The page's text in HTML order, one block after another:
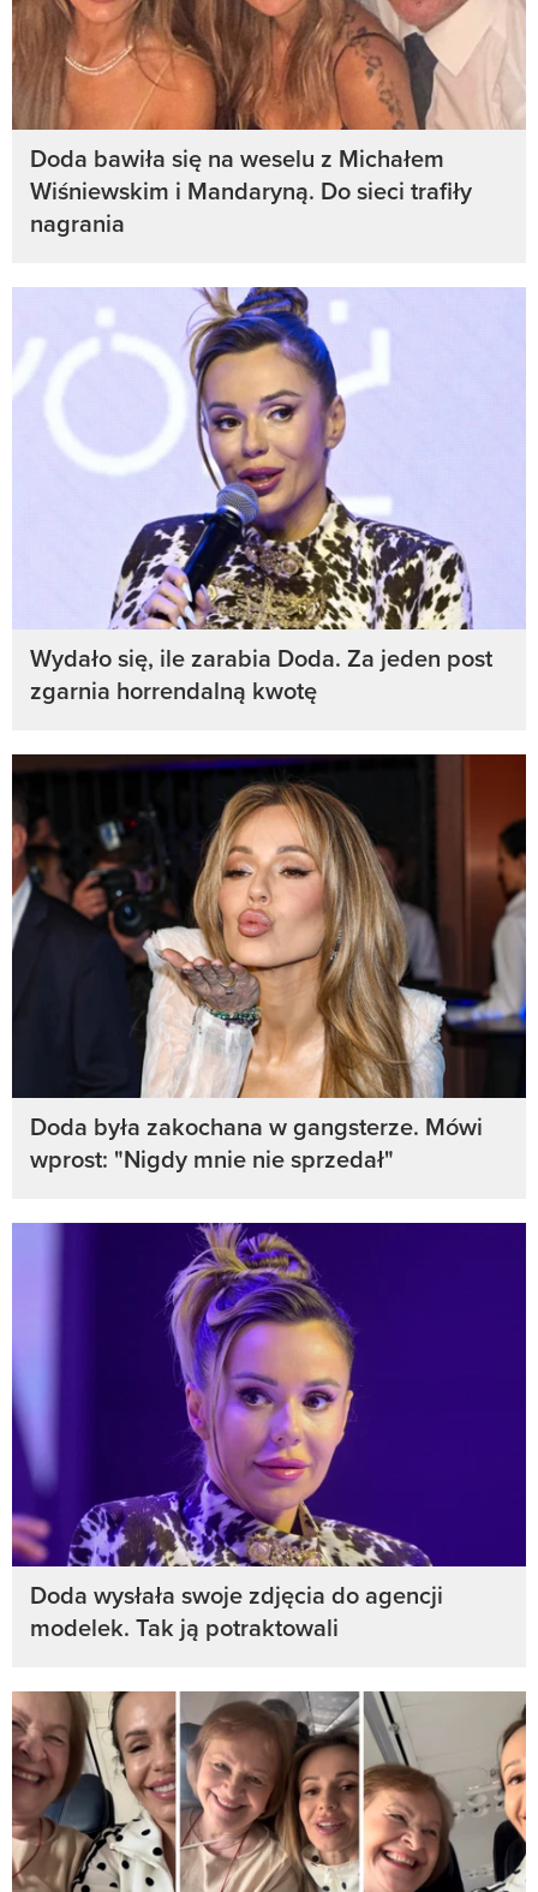
Doda bawiła się na weselu z Michałem
Wiśniewskim i Mandaryną. Do sieci trafiły
nagrania
Wydało się, ile zarabia Doda. Za jeden post
zgarnia horrendalną kwotę
Doda była zakochana w gangsterze. Mówi
wprost: "Nigdy mnie nie sprzedał"
Doda wysłała swoje zdjęcia do agencji
modelek. Tak ją potraktowali